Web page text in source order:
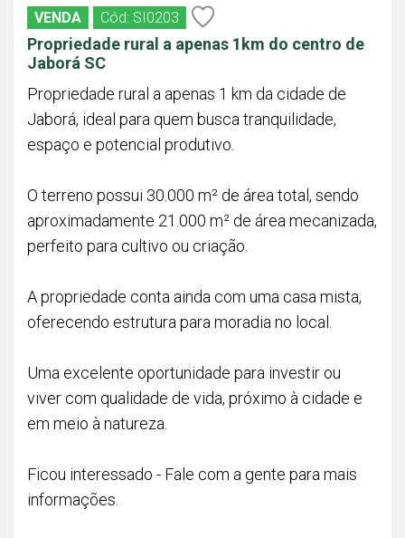
VENDA Cód: SI0203
Propriedade rural a apenas 1km do centro de
Jaborá SC
Propriedade rural a apenas 1 km da cidade de
Jaborá, ideal para quem busca tranquilidade,
espaço e potencial produtivo.
O terreno possui 30.000 m² de área total, sendo
aproximadamente 21.000 m² de área mecanizada,
perfeito para cultivo ou criação.
A propriedade conta ainda com uma casa mista,
oferecendo estrutura para moradia no local.
Uma excelente oportunidade para investir ou
viver com qualidade de vida, próximo à cidade e
em meio à natureza.
Ficou interessado - Fale com a gente para mais
informações.